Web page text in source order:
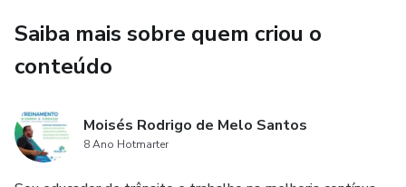
Saiba mais sobre quem criou o
conteúdo
Moisés Rodrigo de Melo Santos
8 Ano Hotmarter